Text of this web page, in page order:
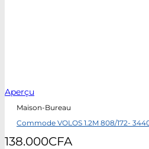
Aperçu
Maison-Bureau
Commode VOLOS 1.2M 808/172-
138.000CFA